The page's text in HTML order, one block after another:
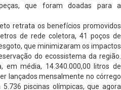
que foram doadas para a
retrata os benefícios promovidos
de rede coletora, 41 poços de
que minimizaram os impactos
do ecossistema da região.
em média, 14.340.000,00 litros de
lançados mensalmente no córrego
piscinas olímpicas, que agora